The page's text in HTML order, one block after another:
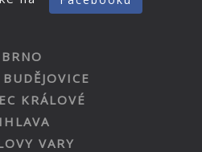
BRNO
BUDĚJOVICE
KRÁLOVÉ
VARY